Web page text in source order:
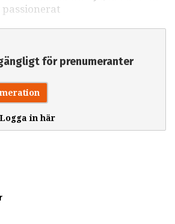
för prenumeranter
Logga in här